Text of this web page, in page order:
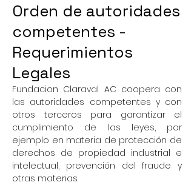
Orden de autoridades
competentes -
Requerimientos
Legales
Fundacion Claraval AC coopera con
las autoridades competentes y con
otros terceros para garantizar el
cumplimiento de las leyes, por
ejemplo en materia de protección de
derechos de propiedad industrial e
intelectual, prevención del fraude y
otras materias.